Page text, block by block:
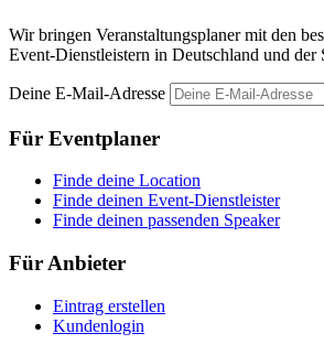
Wir bringen Veranstaltungsplaner mit den
Event-Dienstleistern in Deutschland und der
Deine E-Mail-Adresse
Für Eventplaner
Finde deine Location
Finde deinen Event-Dienstleister
Finde deinen passenden Speaker
Für Anbieter
Eintrag erstellen
Kundenlogin